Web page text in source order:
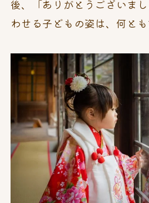
後、「ありがとうございま
わせる子どもの姿は、何と